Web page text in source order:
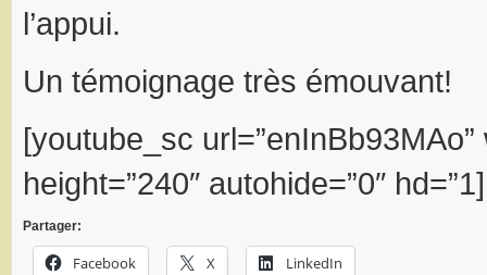
l’appui.
Un témoignage très émouvant!
[youtube_sc url=”enInBb93MAo”
height=”240″ autohide=”0″ hd=”1]
Partager:
Facebook X LinkedIn